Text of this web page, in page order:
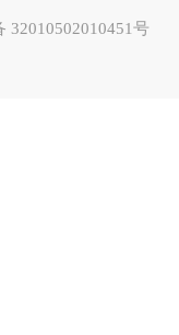
32010502010451号